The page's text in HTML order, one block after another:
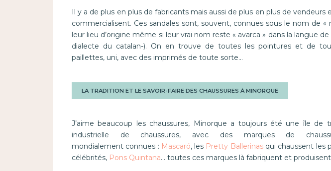
Il y a de plus en plus de fabricants mais aussi de plus en plus de vendeurs
commercialisent. Ces sandales sont, souvent, connues sous le nom de «
leur lieu d’origine même si leur vrai nom reste « avarca » dans la langue
dialecte du catalan-). On en trouve de toutes les pointures et de
paillettes, uni, avec des imprimés de toute sorte…
LA TRADITION ET LE SAVOIR-FAIRE DES CHAUSSURES À MINORQUE
J’aime beaucoup les chaussures, Minorque a toujours été une île de
industrielle de chaussures, avec des marques de
mondialement connues : Mascaró, les Pretty Ballerinasqui chaussent les
célébrités, Pons Quintana… toutes ces marques là fabriquent et